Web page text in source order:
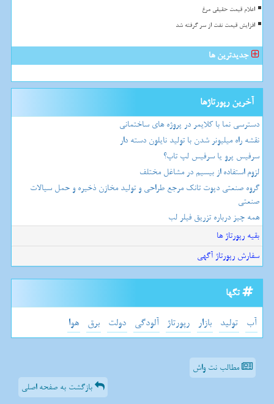
اعلام قیمت حقیقی مرغ
افزایش قیمت نفت از سر گرفته شد
جدیدترین ها
آخرین رپورتاژها
دسترسی نما با کلایمر در پروژه های ساختمانی
نقشه راه میلیونر شدن با تولید نایلون دسته دار
سرفیس پرو یا سرفیس لپ تاپ؟
لزوم استفاده از بیسیم در مشاغل مختلف
گروه صنعتی دپوت تانک مرجع طراحی و تولید مخازن ذخیره و حمل سیالات
صنعتی
همه چیز درباره تزریق فیلر لب
بقیه رپورتاژ ها
سفارش رپورتاژ آگهی
تگها
آب تولید بازار رپورتاژ آلودگی دولت برق هوا
مطالب نت واش
بازگشت به صفحه اصلی